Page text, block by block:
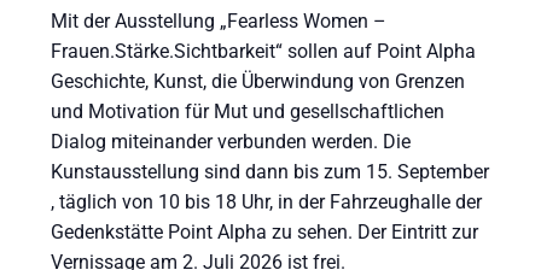
Mit der Ausstellung „Fearless Women –
Frauen.Stärke.Sichtbarkeit“ sollen auf Point Alpha
Geschichte, Kunst, die Überwindung von Grenzen
und Motivation für Mut und gesellschaftlichen
Dialog miteinander verbunden werden. Die
Kunstausstellung sind dann bis zum 15. September
, täglich von 10 bis 18 Uhr, in der Fahrzeughalle der
Gedenkstätte Point Alpha zu sehen. Der Eintritt zur
Vernissage am 2. Juli 2026 ist frei.